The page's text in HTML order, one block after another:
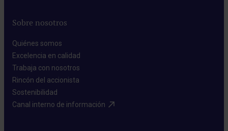
Sobre nosotros
Quiénes somos​
Excelencia en calidad​
Trabaja con nosotros​
Rincón del accionista​
Sostenibilidad​
Canal interno de información​